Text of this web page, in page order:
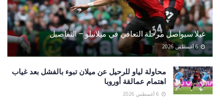
غيلا سيواصل مرحلة التعافي في ميلانيلو – التفاصيل
محاولة لياو للرحيل عن ميلان تبوء بالفشل بعد غياب
اهتمام عمالقة أوروبا